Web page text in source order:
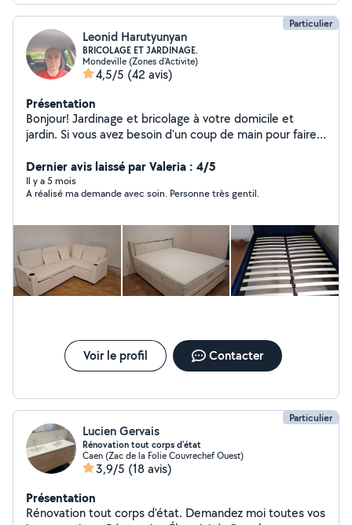
Particulier
Leonid Harutyunyan
BRICOLAGE ET JARDINAGE.
Mondeville (Zones d'Activite)
4,5/5 (42 avis)
Présentation
Bonjour! Jardinage et bricolage à votre domicile et
jardin. Si vous avez besoin d'un coup de main pour faire
d'appartement, pose du vinyle en rouleau au sol,
montage et démontage de meubles,instalation tringles
à rideaux, d'etageres, luminaires. Entretien de jardin,
pelouse, debroussaillage de jardin N'hésitez pas à me
contacter de préférence par téléphone ou sms pour
toute autre demande. Je peux me déplacer à environ
25 km autour de Caen. Vous pouvez me régler par CESU
et autre.Cdt.
Dernier avis laissé par Valeria : 4/5
Il y a 5 mois
A réalisé ma demande avec soin. Personne très gentil.
Voir le profil Contacter
Particulier
Lucien Gervais
Rénovation tout corps d'état
Caen (Zac de la Folie Couvrechef Ouest)
3,9/5 (18 avis)
Présentation
Rénovation tout corps d'état. Demandez moi toutes vos